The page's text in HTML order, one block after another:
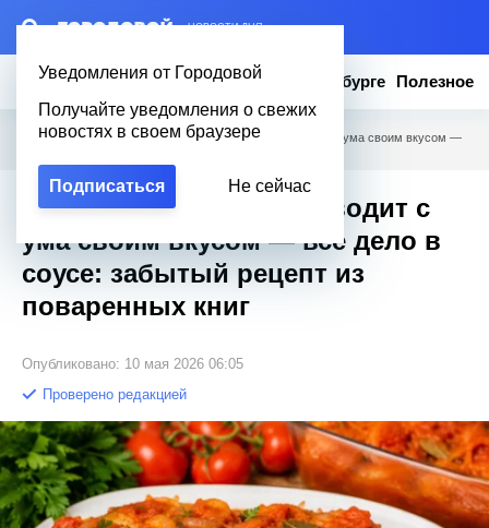
– НОВОСТИ ДНЯ
Уведомления от Городовой
Получайте уведомления о свежих
новостях в своем браузере
Подписаться Не сейчас
Новости Эксклюзив Вопросы о Петербурге Полезное
Городовой Полезное / Эта рыба по-гречески сводит с ума своим вкусом —
Эта рыба по-гречески сводит с
ума своим вкусом — всё дело в
соусе: забытый рецепт из
поваренных книг
Опубликовано: 10 мая 2026 06:05
Проверено редакцией